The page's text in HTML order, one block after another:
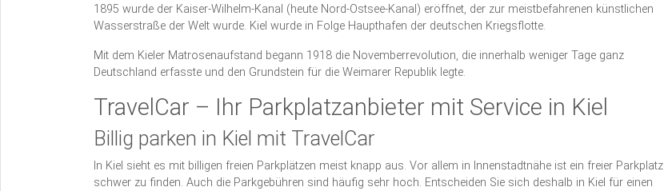
1895 wurde der Kaiser-Wilhelm-Kanal (heute Nord-Ostsee-Kanal) eröffnet, der zur meistbefahrenen künstlichen
Wasserstraße der Welt wurde. Kiel wurde in Folge Haupthafen der deutschen Kriegsflotte.
Mit dem Kieler Matrosenaufstand begann 1918 die Novemberrevolution, die innerhalb weniger Tage ganz
Deutschland erfasste und den Grundstein für die Weimarer Republik legte.
TravelCar – Ihr Parkplatzanbieter mit Service in Kiel
Billig parken in Kiel mit TravelCar
In Kiel sieht es mit billigen freien Parkplätzen meist knapp aus. Vor allem in Innenstadtnähe ist ein freier Parkplatz
schwer zu finden. Auch die Parkgebühren sind häufig sehr hoch. Entscheiden Sie sich deshalb in Kiel für einen